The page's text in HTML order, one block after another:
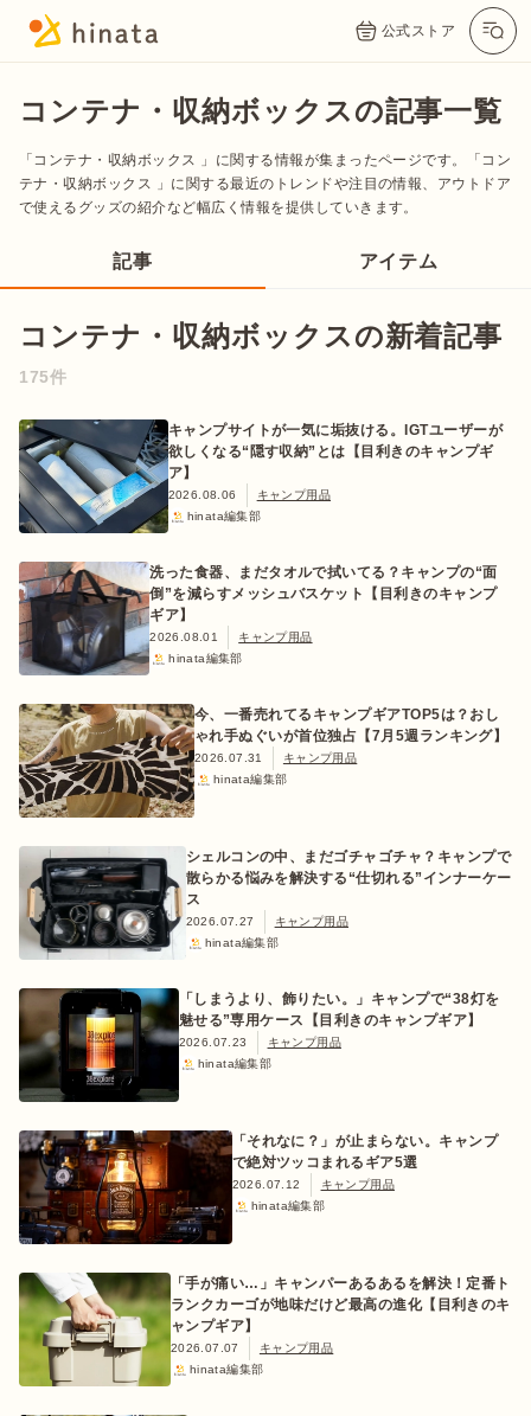
公式ストア
コンテナ・収納ボックスの記事一覧
「コンテナ・収納ボックス 」に関する情報が集まったページです。「コン
テナ・収納ボックス 」に関する最近のトレンドや注目の情報、アウトドア
で使えるグッズの紹介など幅広く情報を提供していきます。
記事 アイテム
コンテナ・収納ボックスの新着記事
175件
キャンプサイトが一気に垢抜ける。IGTユーザーが
欲しくなる“隠す収納”とは【目利きのキャンプギ
ア】
2026.08.06
キャンプ用品
hinata編集部
洗った食器、まだタオルで拭いてる？キャンプの“面
倒”を減らすメッシュバスケット【目利きのキャンプ
ギア】
2026.08.01
キャンプ用品
hinata編集部
今、一番売れてるキャンプギアTOP5は？おし
ゃれ手ぬぐいが首位独占【7月5週ランキング】
2026.07.31
キャンプ用品
hinata編集部
シェルコンの中、まだゴチャゴチャ？キャンプで
散らかる悩みを解決する“仕切れる”インナーケー
ス
2026.07.27
キャンプ用品
hinata編集部
「しまうより、飾りたい。」キャンプで“38灯を
魅せる”専用ケース【目利きのキャンプギア】
2026.07.23
キャンプ用品
hinata編集部
「それなに？」が止まらない。キャンプ
で絶対ツッコまれるギア5選
2026.07.12
キャンプ用品
hinata編集部
「手が痛い…」キャンパーあるあるを解決！定番ト
ランクカーゴが地味だけど最高の進化【目利きのキ
ャンプギア】
2026.07.07
キャンプ用品
hinata編集部
公式App Twitter Instagram LINE
公式オンラインストア
おすすめ特集
キャンプ用品
キャンプ場
料理
how to
初めての方
ログイン/会員登録